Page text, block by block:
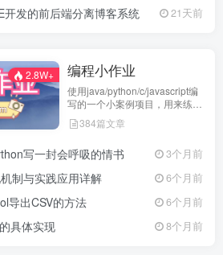
发的前后端分离博客系统 21天前
2.8W+ 编程小作业
使用java/python/c/javascript编
写的一个小案例项目，用来练习
代码编程
384篇文章
写一封会呼吸的情书 3个月前
制与实践应用详解 6个月前
导出CSV的方法 6个月前
具体实现 8个月前